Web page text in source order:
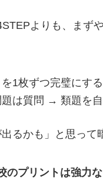
よりも、まず
1枚ずつ完璧にする
は質問 → 類題を
出るかも」と思って
のプリントは強力